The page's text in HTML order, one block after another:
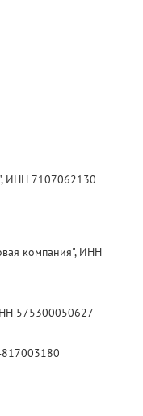
ИНН 7107062130
компания", ИНН
575300050627